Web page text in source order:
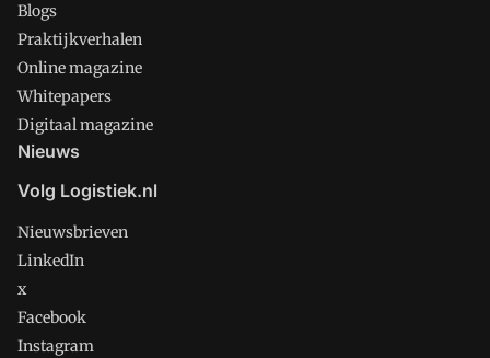
Blogs
Praktijkverhalen
Online magazine
Whitepapers
Digitaal magazine
Nieuws
Volg Logistiek.nl
Nieuwsbrieven
LinkedIn
x
Facebook
Instagram